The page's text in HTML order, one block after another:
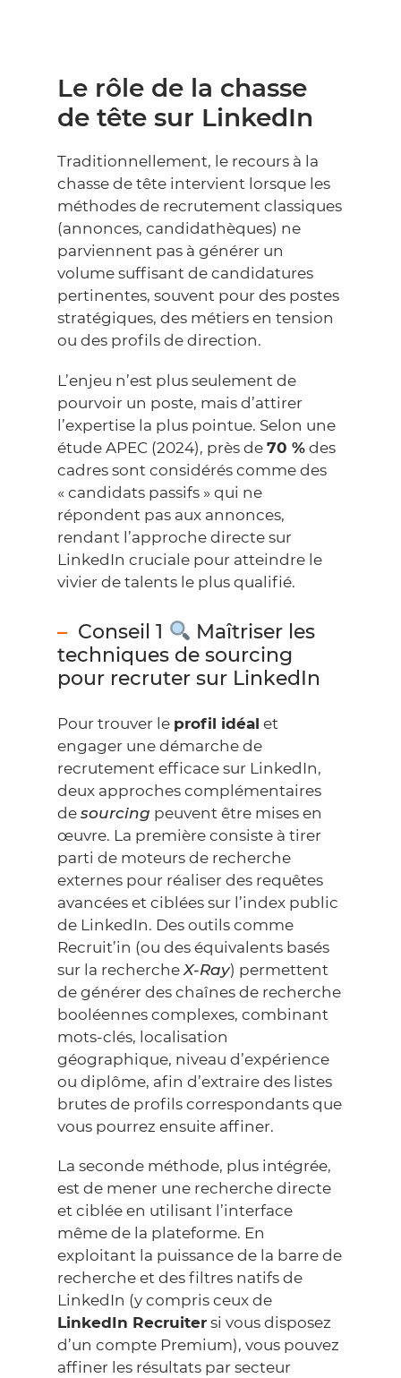
Le rôle de la chasse
de tête sur LinkedIn
Traditionnellement, le recours à la
chasse de tête intervient lorsque les
méthodes de recrutement classiques
(annonces, candidathèques) ne
parviennent pas à générer un
volume suffisant de candidatures
pertinentes, souvent pour des postes
stratégiques, des métiers en tension
ou des profils de direction.
L’enjeu n’est plus seulement de
pourvoir un poste, mais d’attirer
l’expertise la plus pointue. Selon une
étude APEC (2024), près de 70 % des
cadres sont considérés comme des
« candidats passifs » qui ne
répondent pas aux annonces,
rendant l’approche directe sur
LinkedIn cruciale pour atteindre le
vivier de talents le plus qualifié.
Conseil 1
Maîtriser les
techniques de sourcing
pour recruter sur LinkedIn
Pour trouver le profil idéal et
engager une démarche de
recrutement efficace sur LinkedIn,
deux approches complémentaires
de sourcing peuvent être mises en
œuvre. La première consiste à tirer
parti de moteurs de recherche
externes pour réaliser des requêtes
avancées et ciblées sur l’index public
de LinkedIn. Des outils comme
Recruit’in (ou des équivalents basés
sur la recherche X-Ray) permettent
de générer des chaînes de recherche
booléennes complexes, combinant
mots-clés, localisation
géographique, niveau d’expérience
ou diplôme, afin d’extraire des listes
brutes de profils correspondants que
vous pourrez ensuite affiner.
La seconde méthode, plus intégrée,
est de mener une recherche directe
et ciblée en utilisant l’interface
même de la plateforme. En
exploitant la puissance de la barre de
recherche et des filtres natifs de
LinkedIn (y compris ceux de
LinkedIn Recruiter si vous disposez
d’un compte Premium), vous pouvez
affiner les résultats par secteur